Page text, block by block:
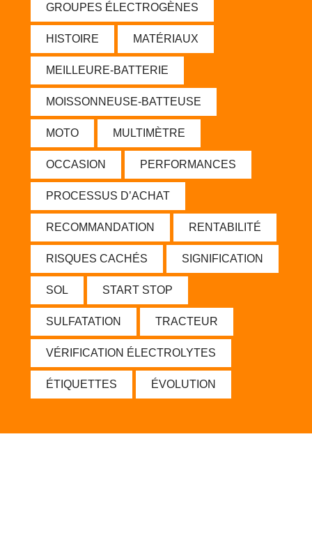
GROUPES ÉLECTROGÈNES
HISTOIRE MATÉRIAUX
MEILLEURE-BATTERIE
MOISSONNEUSE-BATTEUSE
MOTO MULTIMÈTRE
OCCASION PERFORMANCES
PROCESSUS D’ACHAT
RECOMMANDATION RENTABILITÉ
RISQUES CACHÉS SIGNIFICATION
SOL START STOP
SULFATATION TRACTEUR
VÉRIFICATION ÉLECTROLYTES
ÉTIQUETTES ÉVOLUTION